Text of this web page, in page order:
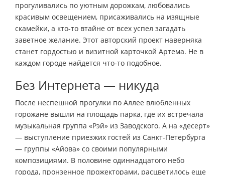
прогуливались по уютным дорожкам, любовались
красивым освещением, присаживались на изящные
скамейки, а кто-то втайне от всех успел загадать
заветное желание. Этот авторский проект наверняка
станет гордостью и визитной карточкой Артема. Не в
каждом городе найдется что-то подобное.
Без Интернета — никуда
После неспешной прогулки по Аллее влюбленных
горожане вышли на площадь парка, где их встречала
музыкальная группа «Рэй» из Заводского. А на «десерт»
— выступление приезжих гостей из Санкт-Петербурга
— группы «Айова» со своими популярными
композициями. В половине одиннадцатого небо
города, пронзенное прожекторами, расцветилось еще